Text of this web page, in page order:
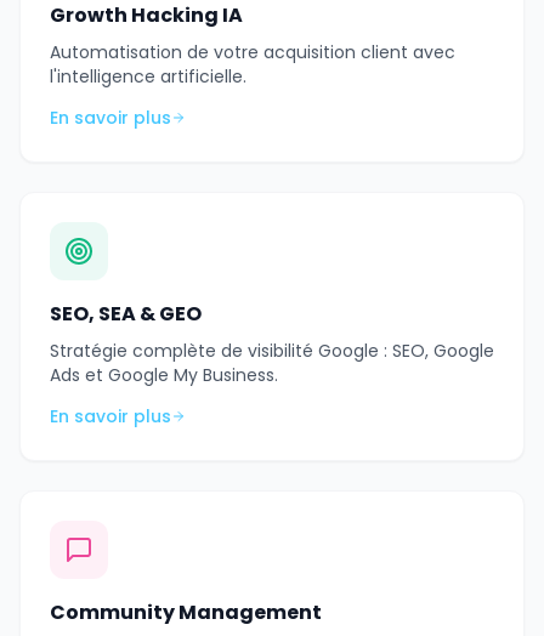
Growth Hacking IA
Automatisation de votre acquisition client avec
l'intelligence artificielle.
En savoir plus
SEO, SEA & GEO
Stratégie complète de visibilité Google : SEO, Google
Ads et Google My Business.
En savoir plus
Community Management